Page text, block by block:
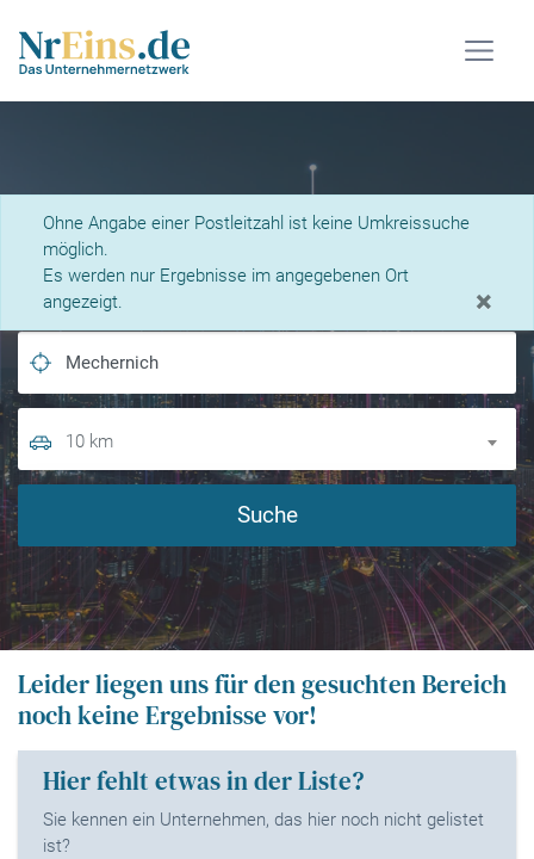
Ohne Angabe einer Postleitzahl ist keine Umkreissuche
möglich.
Es werden nur Ergebnisse im angegebenen Ort
angezeigt.
×
Was suchen Sie?
10 km
Suche
Leider liegen uns für den gesuchten Bereich
noch keine Ergebnisse vor!
Hier fehlt etwas in der Liste?
Sie kennen ein Unternehmen, das hier noch nicht gelistet
ist?